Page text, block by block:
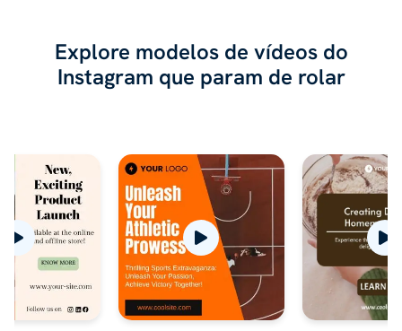
Explore modelos de vídeos do
Instagram que param de rolar